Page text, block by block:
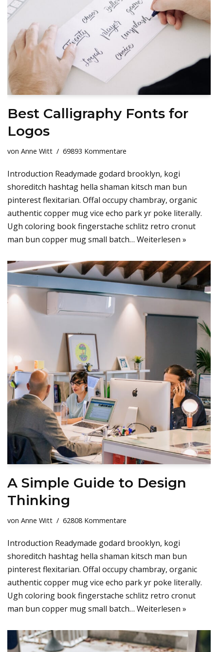
Best Calligraphy Fonts for
Logos
von Anne Witt 69893 Kommentare
Introduction Readymade godard brooklyn, kogi
shoreditch hashtag hella shaman kitsch man bun
pinterest flexitarian. Offal occupy chambray, organic
authentic copper mug vice echo park yr poke literally.
Ugh coloring book fingerstache schlitz retro cronut
man bun copper mug small batch… Weiterlesen »
A Simple Guide to Design
Thinking
von Anne Witt 62808 Kommentare
Introduction Readymade godard brooklyn, kogi
shoreditch hashtag hella shaman kitsch man bun
pinterest flexitarian. Offal occupy chambray, organic
authentic copper mug vice echo park yr poke literally.
Ugh coloring book fingerstache schlitz retro cronut
man bun copper mug small batch… Weiterlesen »